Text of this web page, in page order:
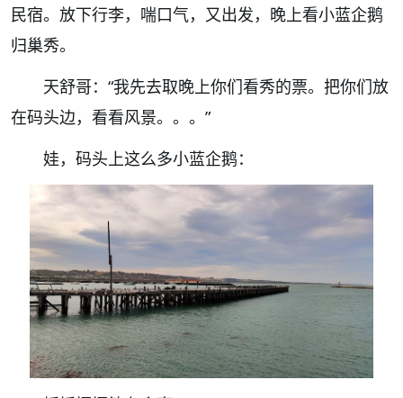
民宿。放下行李，喘口气，又出发，晚上看小蓝企鹅
归巢秀。
天舒哥： “我先去取晚上你们看秀的票。把你们放
在码头边，看看风景。。。”
娃，码头上这么多小蓝企鹅：